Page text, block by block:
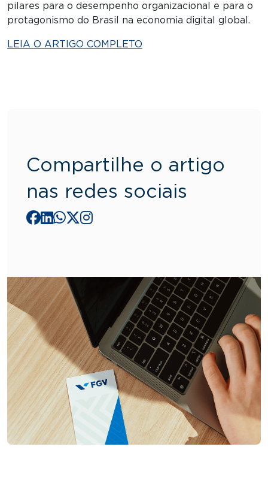
pilares para o desempenho organizacional e para o
protagonismo do Brasil na economia digital global.
LEIA O ARTIGO COMPLETO
Compartilhe o artigo
nas redes sociais